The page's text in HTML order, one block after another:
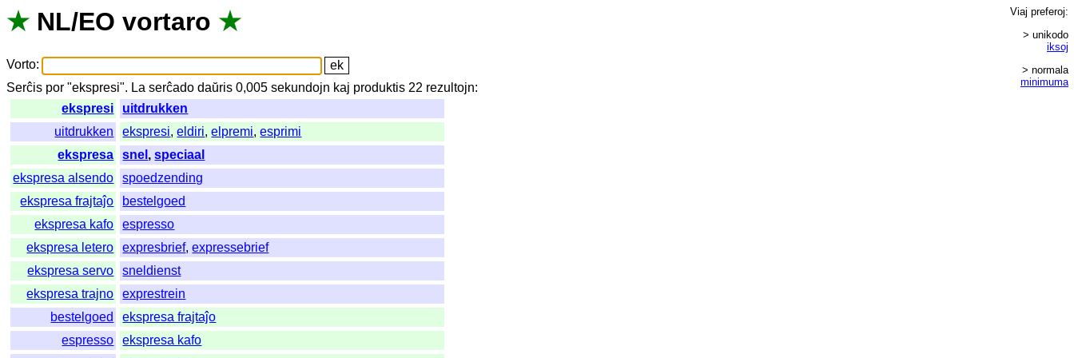
★ NL/EO vortaro ★
Vorto:
Serĉis por "ekspresi". La serĉado daŭris 0,005sekundojn kaj produktis 22 rezultojn:
ekspresi
uitdrukken
uitdrukken
ekspresi,eldiri,elpremi,esprimi
ekspresa
snel ,speciaal
ekspresa alsendo
spoedzending
ekspresa frajtaĵo
bestelgoed
ekspresa kafo
espresso
ekspresa letero
expresbrief,expressebrief
ekspresa servo
sneldienst
ekspresa trajno
exprestrein
bestelgoed
ekspresa frajtaĵo
espresso
ekspresa kafo
Viaj preferoj:
> unikodo
iksoj
> normala
minimuma